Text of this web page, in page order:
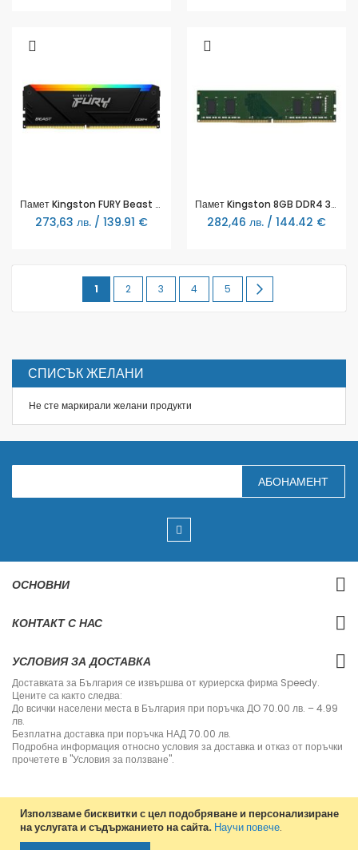
Използваме бисквитки с цел подобряване и персонализиране
на услугата и съдържанието на сайта. Научи повече.
Памет Kingston FURY Beast Black RGB 8GB DDR4 3600MHz CL17
273,63 лв. / 139.91 €
Памет Kingston 8GB DDR4 3200MHz CL22 1Rx16 288-pin 16Gbit - KCP432NS6/8
282,46 лв. / 144.42 €
Page
You're
page
1 Page
2 Page
3 Page
4 Page
5
СПИСЪК ЖЕЛАНИ
Не сте маркирали желани продукти
З
п
е
е
н
и
б
ю
л
е
т
и
н
АБОНАМЕНТ
ОСНОВНИ
КОНТАКТ С НАС
УСЛОВИЯ ЗА ДОСТАВКА
Доставката за България се извършва от куриерска фирма Speedy.
Цените са както следва:
До всички населени места в България при поръчка ДО 70.00 лв. – 4.99
лв.
Безплатна доставка при поръчка НАД 70.00 лв.
Подробна информация относно условия за доставка и отказ от поръчки
прочетете в "Условия за ползване".
Copyright © 2013-2020 Jvm Bulgaria. All rights reserved.